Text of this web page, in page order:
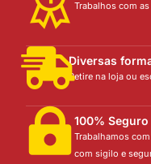
Trabalhos com
Diversas
Retire na loja ou
100% Seguro
Trabalhamos
com sigilo e